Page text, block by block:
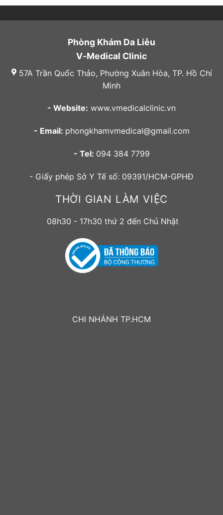
Phòng Khám Da Liễu
V-Medical Clinic
57A Trần Quốc Thảo, Phường Xuân Hòa, TP. Hồ Chí
Minh
- Website: www.vmedicalclinic.vn
- Email: phongkhamvmedical@gmail.com
- Tel: 094 384 7799
- Giấy phép Sở Y Tế số: 09391/HCM-GPHĐ
THỜI GIAN LÀM VIỆC
08h30 - 17h30 thứ 2 đến Chủ Nhật
CHI NHÁNH TP.HCM